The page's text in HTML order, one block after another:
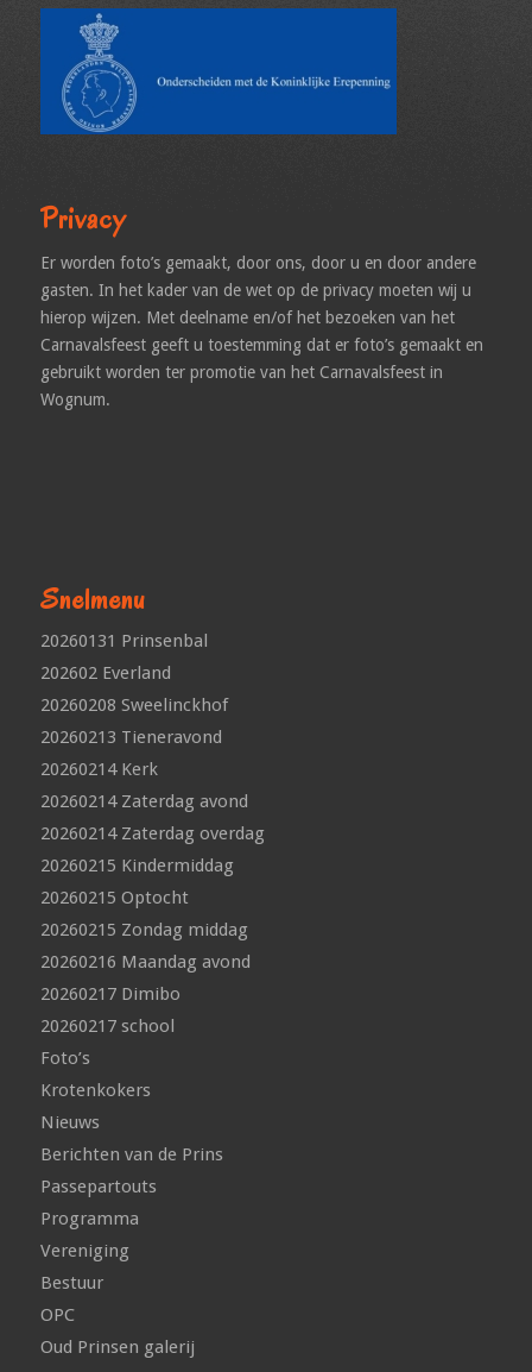
Privacy
Er worden foto’s gemaakt, door ons, door u en door andere
gasten. In het kader van de wet op de privacy moeten wij u
hierop wijzen. Met deelname en/of het bezoeken van het
Carnavalsfeest geeft u toestemming dat er foto’s gemaakt en
gebruikt worden ter promotie van het Carnavalsfeest in
Wognum.
Snelmenu
20260131 Prinsenbal
202602 Everland
20260208 Sweelinckhof
20260213 Tieneravond
20260214 Kerk
20260214 Zaterdag avond
20260214 Zaterdag overdag
20260215 Kindermiddag
20260215 Optocht
20260215 Zondag middag
20260216 Maandag avond
20260217 Dimibo
20260217 school
Foto’s
Krotenkokers
Nieuws
Berichten van de Prins
Passepartouts
Programma
Vereniging
Bestuur
OPC
Oud Prinsen galerij